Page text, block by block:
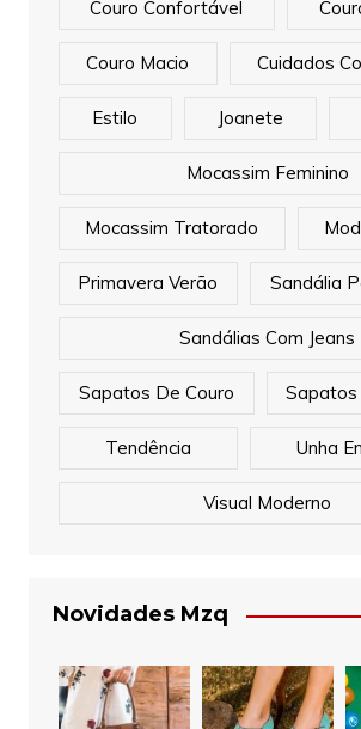
Couro Confortável
Couro Macio Cuidados
Estilo Joanete
Mocassim Feminino
Mocassim Tratorado
Primavera Verão Sandália
Sandálias Com Jeans
Sapatos De Couro
Tendência Unha
Visual Moderno
Novidades Mzq